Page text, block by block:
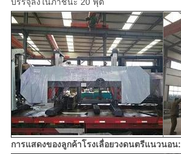
บรรจุลงในภาชนะ 20 ฟุต
การแสดงของลูกค้าโรงเลื่อยวงดนตรีแนวนอน: